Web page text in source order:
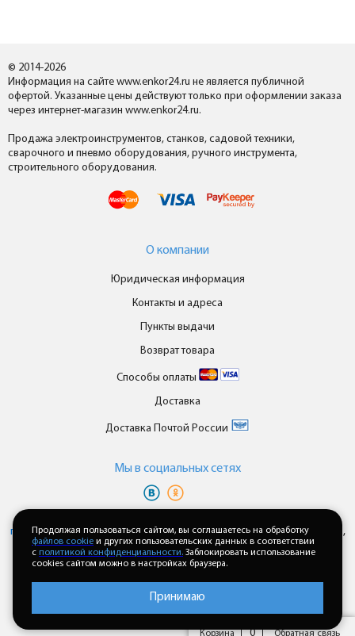
© 2014-2026
Информация на сайте www.enkor24.ru не является публичной
офертой. Указанные цены действуют только при оформлении заказа
через интернет-магазин www.enkor24.ru.
Продажа электроинструментов, станков, садовой техники,
сварочного и пневмо оборудования, ручного инструмента,
строительного оборудования.
О компании
Юридическая информация
Контакты и адреса
Пункты выдачи
Возврат товара
Способы оплаты
Доставка
Доставка Почтой России
Мы в cоциальных сетях
персональных данныхипользовательского соглашениякаждый раз,
когда оставляете свои данные в любой форме обратной связи на
сайте enkor24.ru
Корзина 0 Обратная связь
Продолжая пользоваться сайтом, вы соглашаетесь на обработку
файлов cookie и других пользовательских данных в соответствии
с политикой конфиденциальности. Заблокировать использование
cookies сайтом можно в настройках браузера.
Принимаю